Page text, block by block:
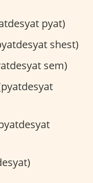
pyat)
shest)
sem)